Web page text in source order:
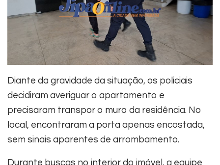
Diante da gravidade da situação, os policiais
decidiram averiguar o apartamento e
precisaram transpor o muro da residência. No
local, encontraram a porta apenas encostada,
sem sinais aparentes de arrombamento.
Durante buscas no interior do imóvel, a equipe